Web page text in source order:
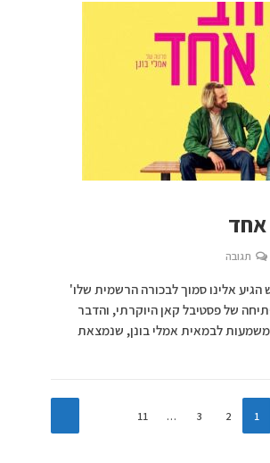
אחד
תגובה
אלינו סמוך לבכורה הרשמית שלו'
של פסטיבל קאן היוקרתי, והדבר
לבמאית אמלי בונן, שנמצאת
1
2
3
…
11